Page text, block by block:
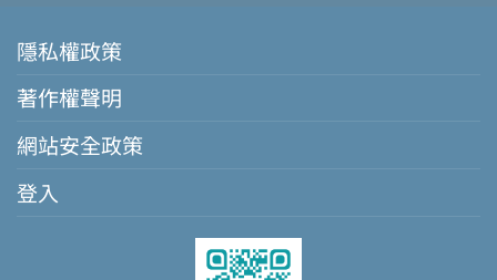
隱私權政策
著作權聲明
網站安全政策
登入